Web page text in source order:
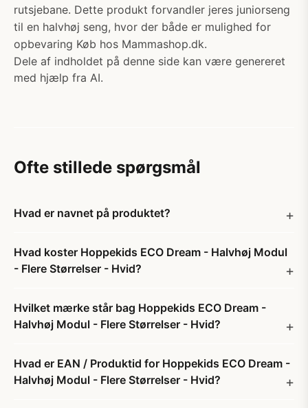
rutsjebane. Dette produkt forvandler jeres juniorseng
til en halvhøj seng, hvor der både er mulighed for
opbevaring Køb hos Mammashop.dk.
Dele af indholdet på denne side kan være genereret
med hjælp fra AI.
Ofte stillede spørgsmål
Hvad er navnet på produktet?
Hvad koster Hoppekids ECO Dream - Halvhøj Modul
- Flere Størrelser - Hvid?
Hvilket mærke står bag Hoppekids ECO Dream -
Halvhøj Modul - Flere Størrelser - Hvid?
Hvad er EAN / Produktid for Hoppekids ECO Dream -
Halvhøj Modul - Flere Størrelser - Hvid?